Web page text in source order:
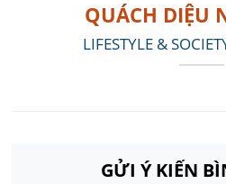
QUÁCH DIỆU
LIFESTYLE &
GỬI Ý KIẾN